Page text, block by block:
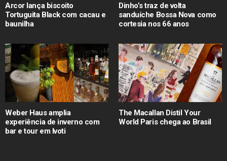
Arcor lança biscoito
Tortuguita Black com cacau e
baunilha
Dinho’s traz de volta
sanduíche Bossa Nova como
cortesia nos 66 anos
Weber Haus amplia
experiência de inverno com
bar e tour em Ivoti
The Macallan Distil Your
World Paris chega ao Brasil